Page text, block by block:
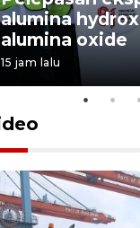
alumina
alumina oxide
15 jam lalu